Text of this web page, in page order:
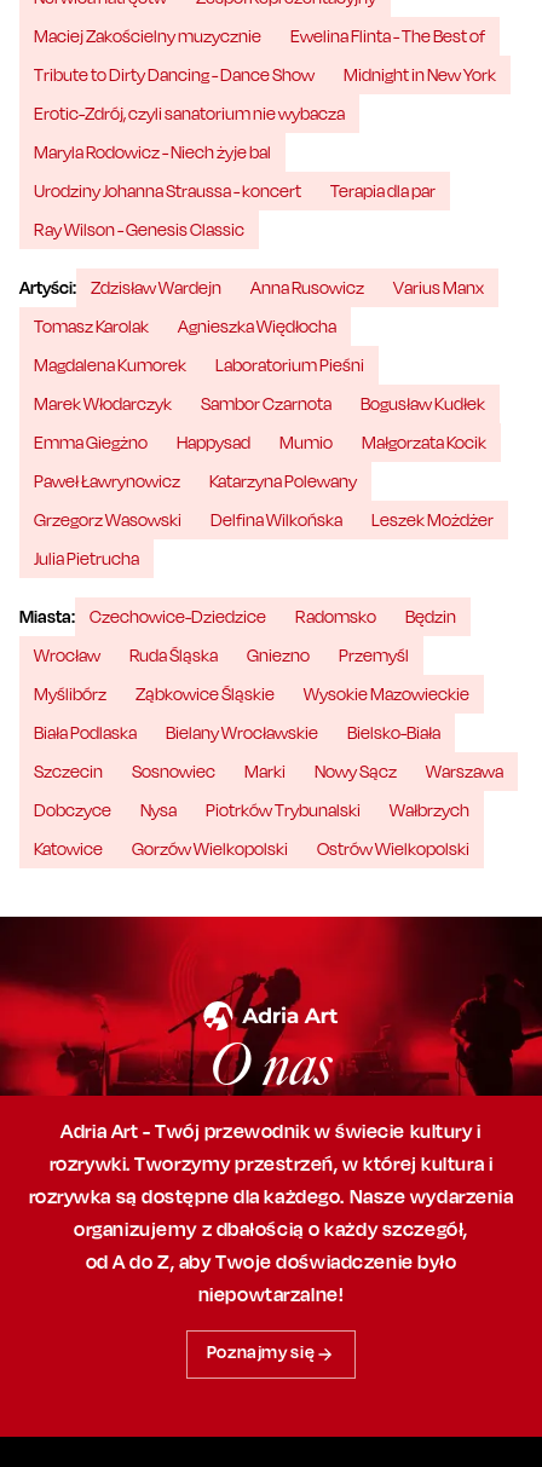
Maciej Zakościelny muzycznie
Ewelina Flinta - The Best of
Tribute to Dirty Dancing - Dance Show
Midnight in New York
Erotic-Zdrój, czyli sanatorium nie wybacza
Maryla Rodowicz - Niech żyje bal
Urodziny Johanna Straussa - koncert
Terapia dla par
Ray Wilson - Genesis Classic
Artyści: Zdzisław Wardejn Anna Rusowicz
Varius Manx
Tomasz Karolak
Agnieszka Więdłocha
Magdalena Kumorek
Laboratorium Pieśni
Marek Włodarczyk
Sambor Czarnota
Bogusław Kudłek
Emma Giegżno
Happysad Mumio
Małgorzata Kocik
Paweł Ławrynowicz
Katarzyna Polewany
Grzegorz Wasowski
Delfina Wilkońska
Leszek Możdżer
Julia Pietrucha
Miasta: Czechowice-Dziedzice Radomsko
Będzin
Wrocław
Ruda Śląska Gniezno
Przemyśl
Myślibórz
Ząbkowice Śląskie
Wysokie Mazowieckie
Biała Podlaska
Bielany Wrocławskie
Bielsko-Biała
Szczecin
Sosnowiec Marki Nowy Sącz
Warszawa
Dobczyce
Nysa Piotrków Trybunalski
Wałbrzych
Katowice
Gorzów Wielkopolski Ostrów Wielkopolski
O nas
Adria Art - Twój przewodnik w świecie kultury i
rozrywki. Tworzymy przestrzeń,w której kultura i
rozrywka są dostępne dla każdego. Nasze wydarzenia
organizujemy z dbałością o każdy szczegół,
od A do Z, abyTwoje doświadczenie było
niepowtarzalne!
Poznajmy się